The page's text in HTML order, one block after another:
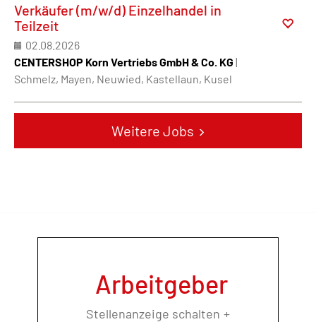
Verkäufer (m/w/d) Einzelhandel in
Teilzeit
02.08.2026
CENTERSHOP Korn Vertriebs GmbH & Co. KG |
Schmelz, Mayen, Neuwied, Kastellaun, Kusel
Weitere Jobs
Arbeitgeber
Stellenanzeige schalten